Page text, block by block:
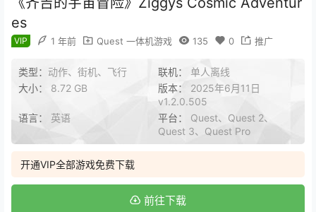
es
VIP 1 年前 Quest 一体机游戏 135 0 推广
类型： 动作、街机、飞行 联机： 单人离线
大小： 8.72 GB 版本： 2025年6月11日
v1.2.0.505
语言： 英语 平台： Quest、Quest 2、
Quest 3、Quest Pro
开通VIP全部游戏免费下载
前往下载